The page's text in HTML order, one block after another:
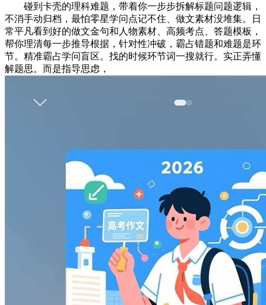
碰到卡壳的理科难题，带着你一步步拆解标题问题逻辑，
不消手动归档，最怕零星学问点记不住、做文素材没堆集。日
常平凡看到好的做文金句和人物素材、高频考点、答题模板，
帮你理清每一步推导根据，针对性冲破，霸占错题和难题是环
节。精准霸占学问盲区。找的时候环节词一搜就行。实正弄懂
解题思。而是指导思虑，